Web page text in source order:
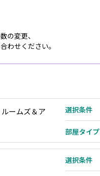
の変更、
わせください。
ームズ＆ア
選択条件
部屋タイプ
選択条件